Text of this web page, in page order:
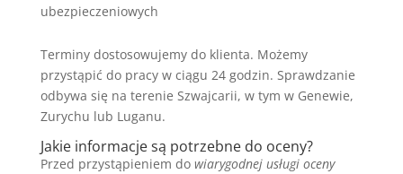
ubezpieczeniowych
Terminy dostosowujemy do klienta. Możemy
przystąpić do pracy w ciągu 24 godzin. Sprawdzanie
odbywa się na terenie Szwajcarii, w tym w Genewie,
Zurychu lub Luganu.
Jakie informacje są potrzebne do oceny?
Przed przystąpieniem do wiarygodnej usługi oceny